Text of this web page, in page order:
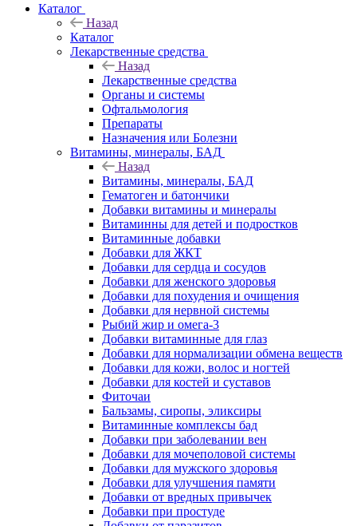
Каталог
Назад
Каталог
Лекарственные средства
Назад
Лекарственные средства
Органы и системы
Офтальмология
Препараты
Назначения или Болезни
Витамины, минералы, БАД
Назад
Витамины, минералы, БАД
Гематоген и батончики
Добавки витамины и минералы
Витаминны для детей и подростков
Витаминные добавки
Добавки для ЖКТ
Добавки для сердца и сосудов
Добавки для женского здоровья
Добавки для похудения и очищения
Добавки для нервной системы
Рыбий жир и омега-3
Добавки витаминные для глаз
Добавки для нормализации обмена веществ
Добавки для кожи, волос и ногтей
Добавки для костей и суставов
Фиточаи
Бальзамы, сиропы, эликсиры
Витаминные комплексы бад
Добавки при заболевании вен
Добавки для мочеполовой системы
Добавки для мужского здоровья
Добавки для улучшения памяти
Добавки от вредных привычек
Добавки при простуде